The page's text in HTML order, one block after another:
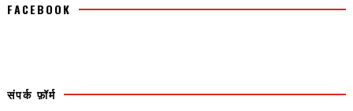
FACEBOOK
संपर्क फ़ॉर्म